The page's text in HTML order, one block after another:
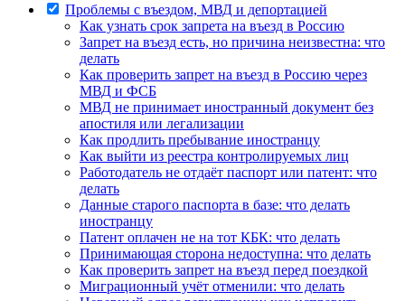
Проблемы с въездом, МВД и депортацией
Как узнать срок запрета на въезд в Россию
Запрет на въезд есть, но причина неизвестна: что
делать
Как проверить запрет на въезд в Россию через
МВД и ФСБ
МВД не принимает иностранный документ без
апостиля или легализации
Как продлить пребывание иностранцу
Как выйти из реестра контролируемых лиц
Работодатель не отдаёт паспорт или патент: что
делать
Данные старого паспорта в базе: что делать
иностранцу
Патент оплачен не на тот КБК: что делать
Принимающая сторона недоступна: что делать
Как проверить запрет на въезд перед поездкой
Миграционный учёт отменили: что делать